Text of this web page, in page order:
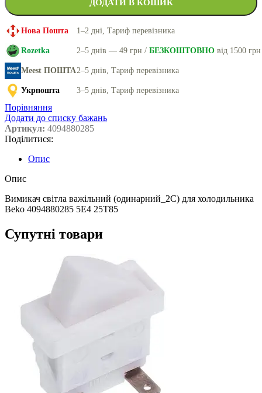
ДОДАТИ В КОШИК
Нова Пошта 1–2 дні, Тариф перевізника
Rozetka 2–5 днів — 49 грн / БЕЗКОШТОВНО від 1500 грн
Meest ПОШТА2–5 днів, Тариф перевізника
Укрпошта 3–5 днів, Тариф перевізника
Порівняння
Додати до списку бажань
Артикул: 4094880285
Поділитися:
Опис
Опис
Вимикач світла важільний (одинарний_2C) для холодильника
Beko 4094880285 5E4 25T85
Супутні товари